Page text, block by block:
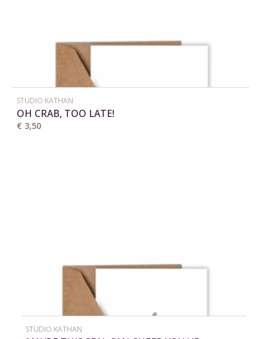
STUDIO KATHAN
OH CRAB, TOO LATE!
€ 3,50
STUDIO KATHAN